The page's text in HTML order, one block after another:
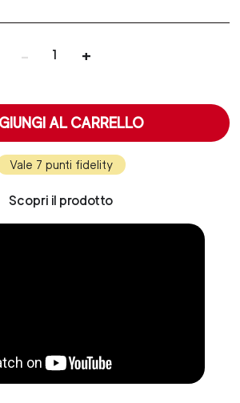
- +
AL CARRELLO
Vale 7 punti fidelity
Scopri il prodotto